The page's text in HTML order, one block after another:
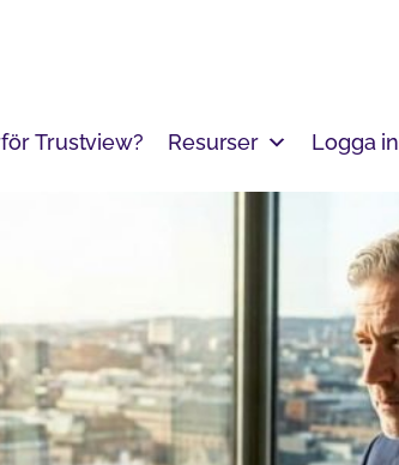
Trustview? Resurser Logga in